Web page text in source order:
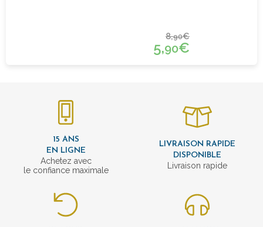
8,90€
5,90€
15 ANS
EN LIGNE
Achetez avec
le confiance maximale
LIVRAISON RAPIDE
DISPONIBLE
Livraison rapide